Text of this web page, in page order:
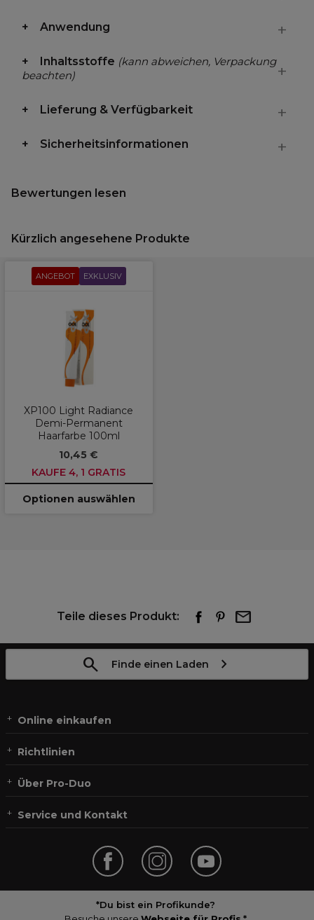
Anwendung
Inhaltsstoffe (kann abweichen, Verpackung
beachten)
Lieferung & Verfügbarkeit
Sicherheitsinformationen
Bewertungen lesen
Kürzlich angesehene Produkte
ANGEBOT EXKLUSIV
XP100 Light Radiance
Demi-Permanent
Haarfarbe 100ml
10,45 €
KAUFE 4, 1 GRATIS
Optionen auswählen
Teile dieses Produkt:
Finde einen Laden
Online einkaufen
Richtlinien
Über Pro-Duo
Service und Kontakt
*Du bist ein Profikunde?